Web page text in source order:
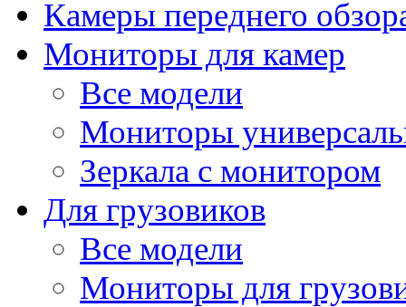
Камеры переднего
Мониторы для камер
Все модели
Мониторы
Зеркала с монитором
Для грузовиков
Все модели
Мониторы для